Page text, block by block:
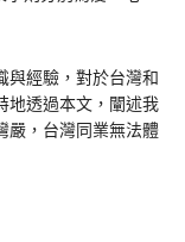
與經驗，對於台灣和
地透過本文，闡述我
嚴，台灣同業無法體